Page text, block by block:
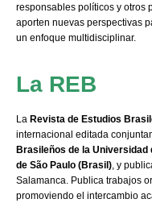
responsables políticos y otros
aporten nuevas perspectivas
un enfoque multidisciplinar.
La REB
La Revista de Estudios
internacional editada
Brasileños de la Universidad
de São Paulo (Brasil), y
Salamanca. Publica trabajos
promoviendo el intercambio